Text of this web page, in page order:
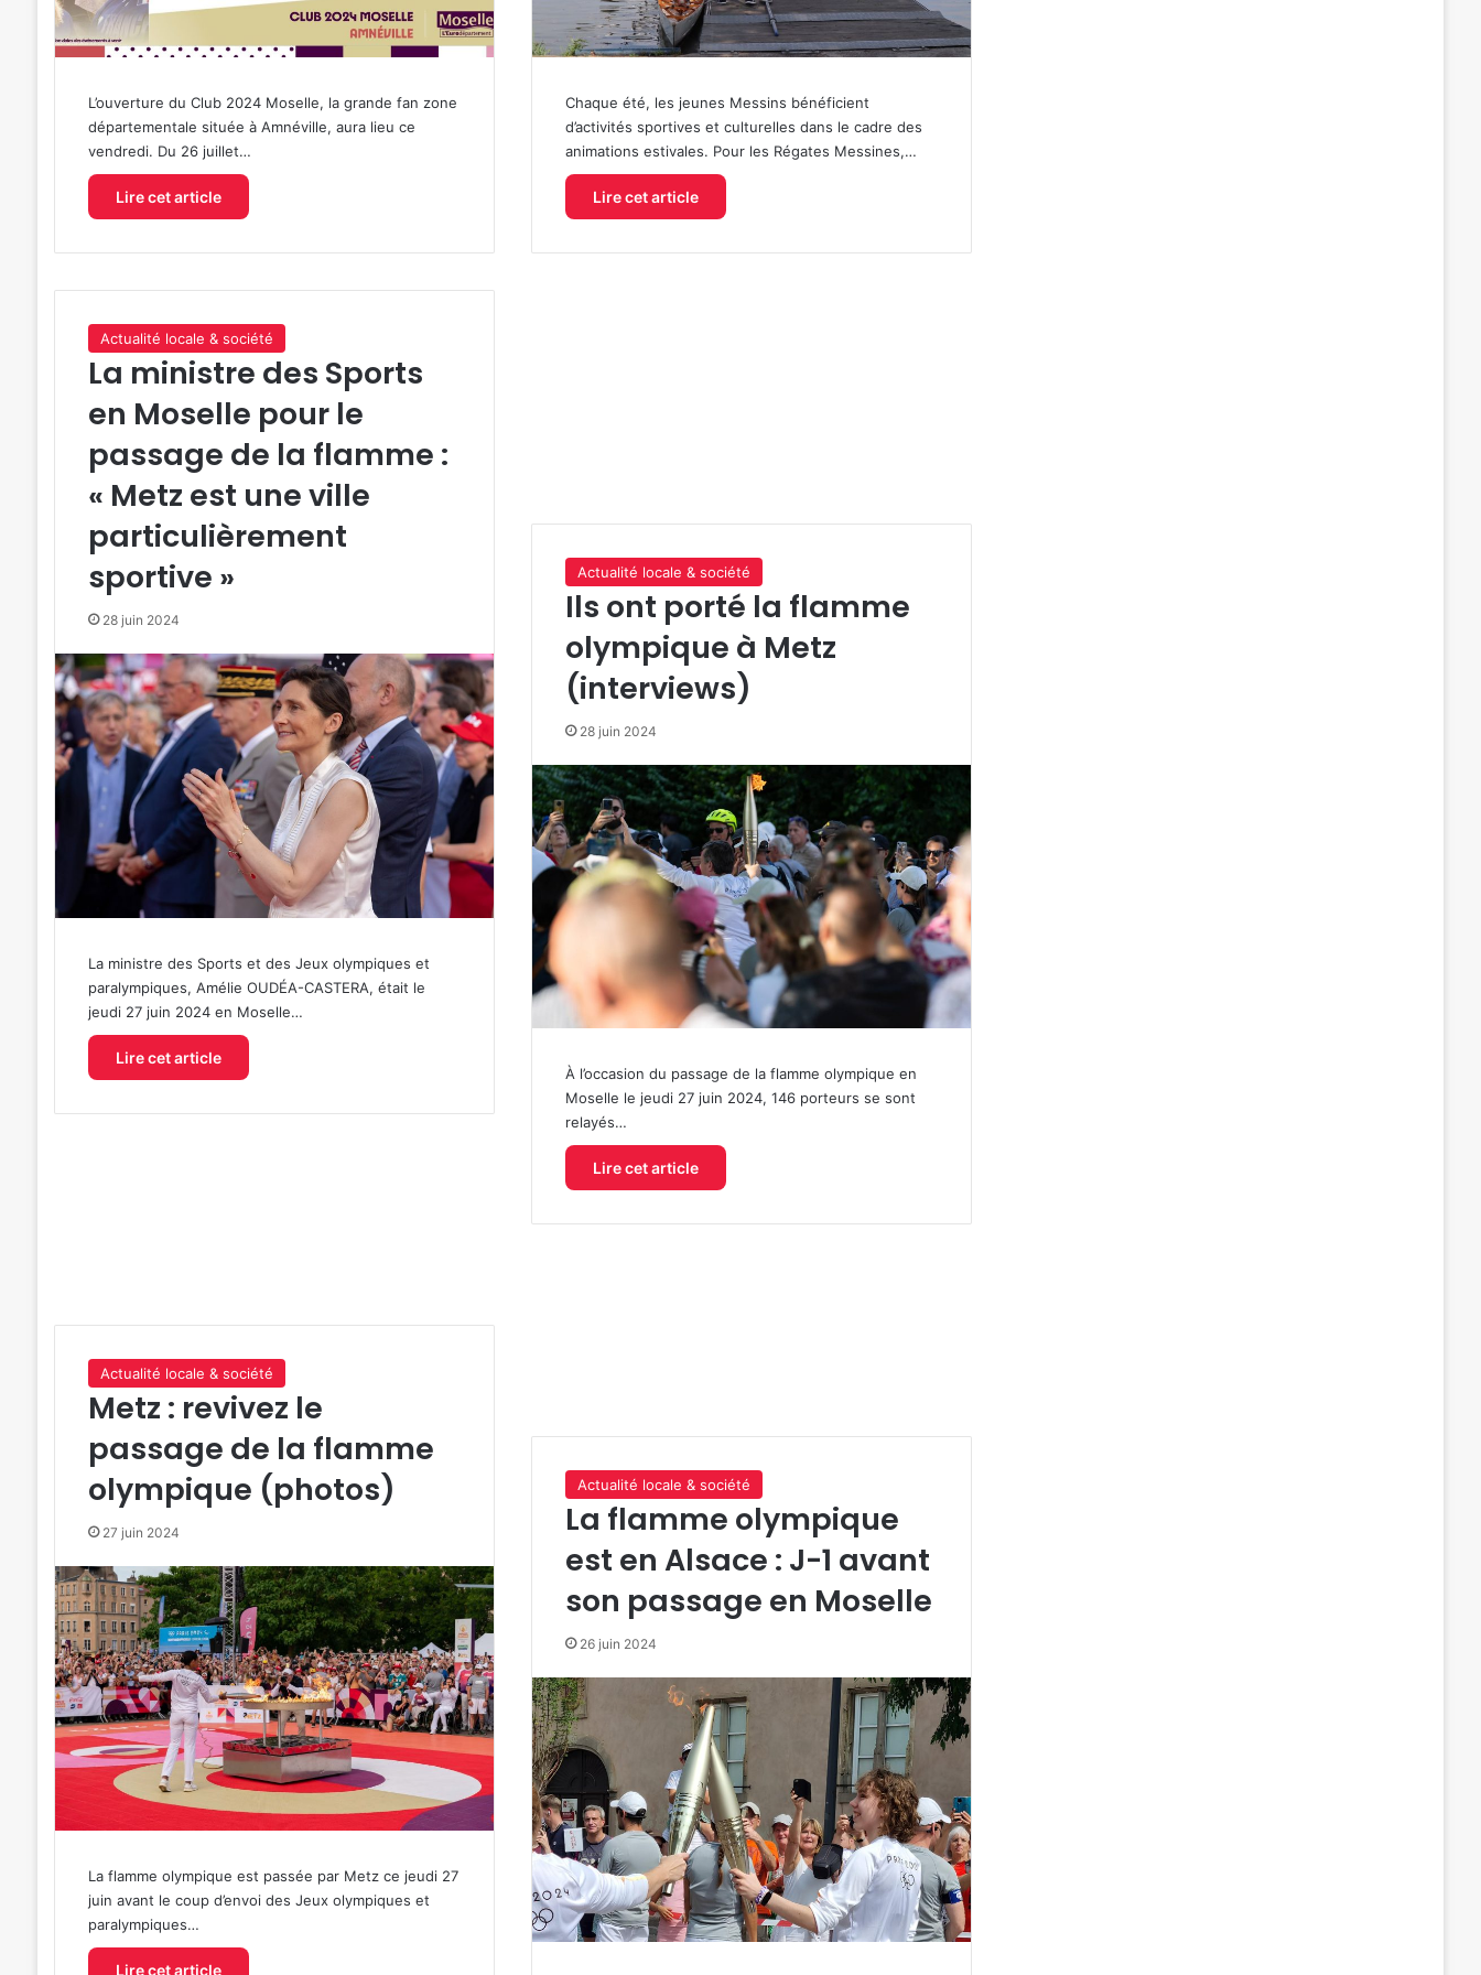
L’ouverture du Club 2024 Moselle, la grande fan zone
départementale située à Amnéville, aura lieu ce
vendredi. Du 26 juillet…
Lire cet article
Chaque été, les jeunes Messins bénéficient
d’activités sportives et culturelles dans le cadre des
animations estivales. Pour les Régates Messines,…
Lire cet article
Actualité locale & société
La ministre des Sports
en Moselle pour le
passage de la flamme :
« Metz est une ville
particulièrement
sportive »
28 juin 2024
La ministre des Sports et des Jeux olympiques et
paralympiques, Amélie OUDÉA-CASTERA, était le
jeudi 27 juin 2024 en Moselle…
Lire cet article
Actualité locale & société
Ils ont porté la flamme
olympique à Metz
(interviews)
28 juin 2024
À l’occasion du passage de la flamme olympique en
Moselle le jeudi 27 juin 2024, 146 porteurs se sont
relayés…
Lire cet article
Actualité locale & société
Metz : revivez le
passage de la flamme
olympique (photos)
27 juin 2024
La flamme olympique est passée par Metz ce jeudi 27
juin avant le coup d’envoi des Jeux olympiques et
paralympiques…
Lire cet article
Actualité locale & société
La flamme olympique
est en Alsace : J-1 avant
son passage en Moselle
26 juin 2024